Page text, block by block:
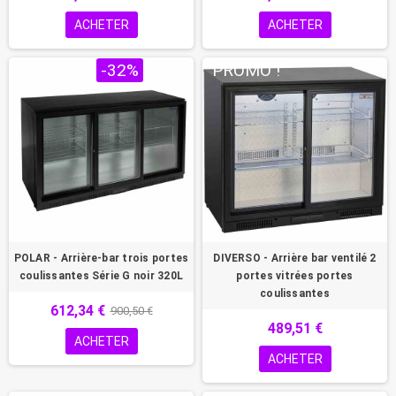
ACHETER ACHETER
-32%
POLAR - Arrière-bar trois portes
coulissantes Série G noir 320L
612,34 € 900,50 €
ACHETER
PROMO !
DIVERSO - Arrière bar ventilé 2
portes vitrées portes
coulissantes
489,51 €
ACHETER